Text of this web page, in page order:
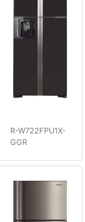
R-W722FPU1X-
GGR